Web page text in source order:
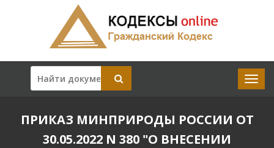
ПРИКАЗ МИНПРИРОДЫ РОССИИ ОТ
30.05.2022 N 380 "О ВНЕСЕНИИ